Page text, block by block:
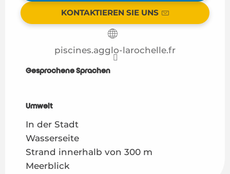
KONTAKTIEREN SIE UNS
piscines.agglo-larochelle.fr
Gesprochene Sprachen
Gesprochene Sprachen
Umwelt
Umwelt
In der Stadt
Wasserseite
Strand innerhalb von 300 m
Meerblick